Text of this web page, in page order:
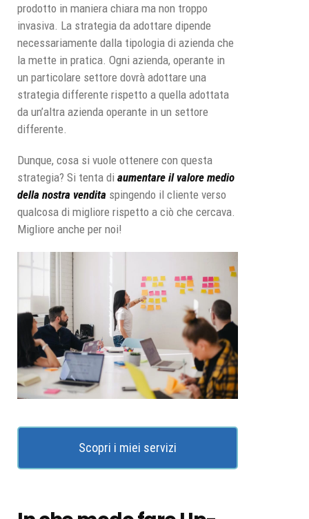
prodotto in maniera chiara ma non troppo
invasiva. La strategia da adottare dipende
necessariamente dalla tipologia di azienda che
la mette in pratica. Ogni azienda, operante in
un particolare settore dovrà adottare una
strategia differente rispetto a quella adottata
da un’altra azienda operante in un settore
differente.
Dunque, cosa si vuole ottenere con questa
strategia? Si tenta di aumentare il valore medio
della nostra vendita spingendo il cliente verso
qualcosa di migliore rispetto a ciò che cercava.
Migliore anche per noi!
Scopri i miei servizi